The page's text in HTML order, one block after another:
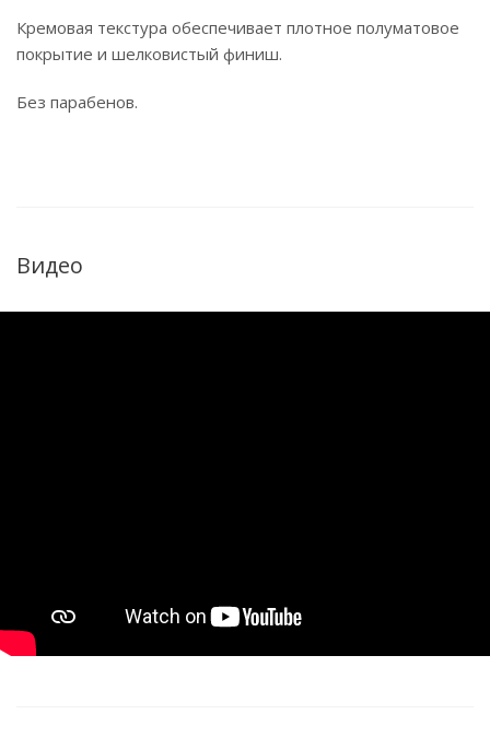
Кремовая текстура обеспечивает плотное полуматовое
покрытие и шелковистый финиш.
Без парабенов.
Видео